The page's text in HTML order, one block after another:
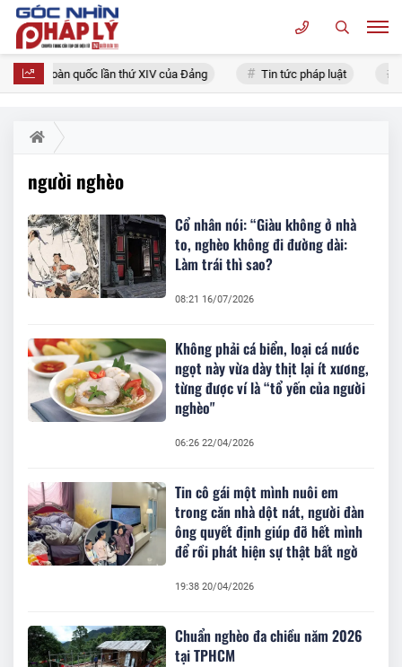
biểu toàn quốc lần thứ XIV của Đảng Tin tức pháp luật
người nghèo
Cổ nhân nói: “Giàu không ở nhà
to, nghèo không đi đường dài:
Làm trái thì sao?
08:21 16/07/2026
Không phải cá biển, loại cá nước
ngọt này vừa dày thịt lại ít xương,
từng được ví là “tổ yến của người
nghèo"
06:26 22/04/2026
Tin cô gái một mình nuôi em
trong căn nhà dột nát, người đàn
ông quyết định giúp đỡ hết mình
để rồi phát hiện sự thật bất ngờ
19:38 20/04/2026
Chuẩn nghèo đa chiều năm 2026
tại TPHCM